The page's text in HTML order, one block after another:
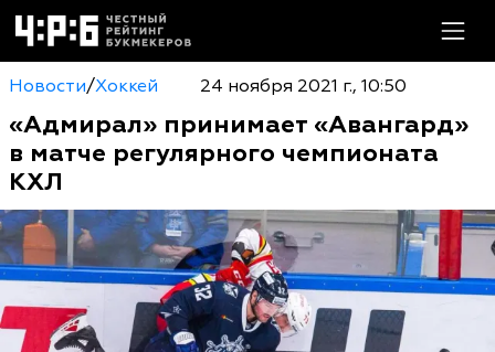
Новости/Хоккей 24 ноября 2021 г., 10:50
«Адмирал» принимает «Авангард»
в матче регулярного чемпионата
КХЛ